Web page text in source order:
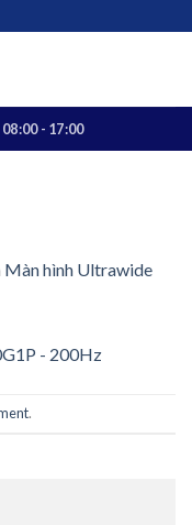
08:00 - 17:00
Màn hình Ultrawide
.